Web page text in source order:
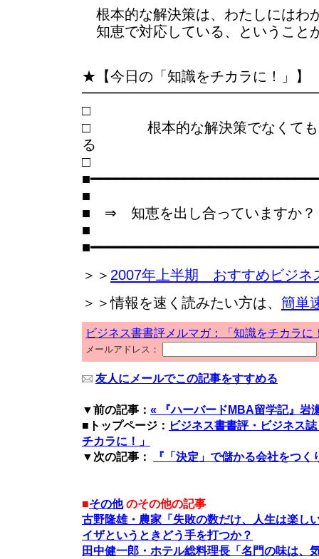
根本的な解決策は、わたしにはわ
知恵で対応している、ということ
★【今日の「知識をチカラに！」】
□ 根本的な解決策でなくても、
る
■
■ ⇒ 知恵を出し合っていますか？
■
＞＞ 2007年上半期 おすすめビジネ
＞＞情報を速く読みたい方は、 簡単
ビジネス書書評メルマガ：「知識をチカラに
メールアドレス：
友人にメールでこの記事をすすめる
▼前の記事： « 『ハーバードMBA留学記』岩
■トップページ： ビジネス書書評・ビジネス
チカラに！」
▼次の記事：
『「決定」で儲かる会社をつ
■その他のその他の記事
古野隆雄・農家「失敗の数だけ、人生は楽し
イザというときどう手を打つか？
田中健一郎・ホテル総料理長「名門の味は、